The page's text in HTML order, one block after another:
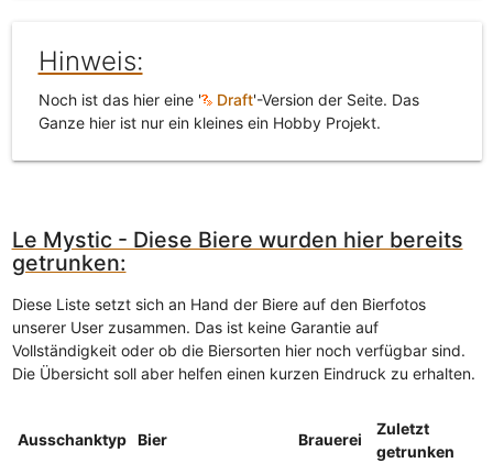
Hinweis:
Noch ist das hier eine ' Draft'-Version der Seite. Das
Ganze hier ist nur ein kleines ein Hobby Projekt.
Le Mystic - Diese Biere wurden hier bereits
getrunken:
Diese Liste setzt sich an Hand der Biere auf den Bierfotos
unserer User zusammen. Das ist keine Garantie auf
Vollständigkeit oder ob die Biersorten hier noch verfügbar sind.
Die Übersicht soll aber helfen einen kurzen Eindruck zu erhalten.
Ausschanktyp Bier Brauerei
Zuletzt
getrunken